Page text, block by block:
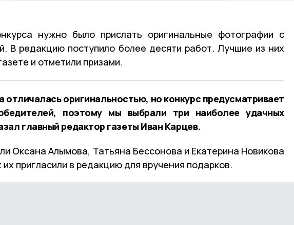
нужно было прислать оригинальные фотографии с
В редакцию поступило более десяти работ. Лучшие из них
и отметили призами.
отличалась оригинальностью, но конкурс предусматривает
поэтому мы выбрали три наиболее удачных
главный редактор газеты Иван Карцев.
Оксана Алымова, Татьяна Бессонова и Екатерина Новикова
их пригласили в редакцию для вручения подарков.